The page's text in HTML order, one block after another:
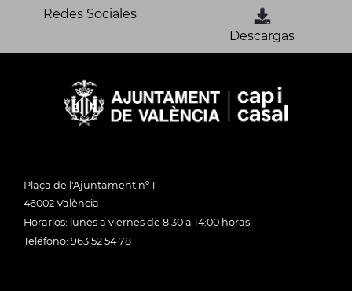
Redes Sociales
Descargas
Plaça de l'Ajuntament nº 1
46002 València
Horarios: lunes a viernes de 8:30 a 14:00 horas
Teléfono: 963 52 54 78